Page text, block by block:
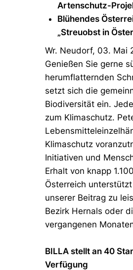
Artenschutz-
Blühendes
„Streuobst in
Wr. Neudorf, 03. Mai
Genießen Sie gerne
herumflatternden
setzt sich die
Biodiversität ein.
zum Klimaschutz.
Klimaschutz
Initiativen und
Erhalt von knapp
Österreich
unserer Beitrag zu
Bezirk Hernals oder
vergangenen
BILLA stellt an 40
Verfügung